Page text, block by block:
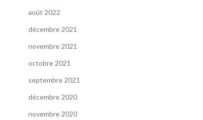
août 2022
décembre 2021
novembre 2021
octobre 2021
septembre 2021
décembre 2020
novembre 2020